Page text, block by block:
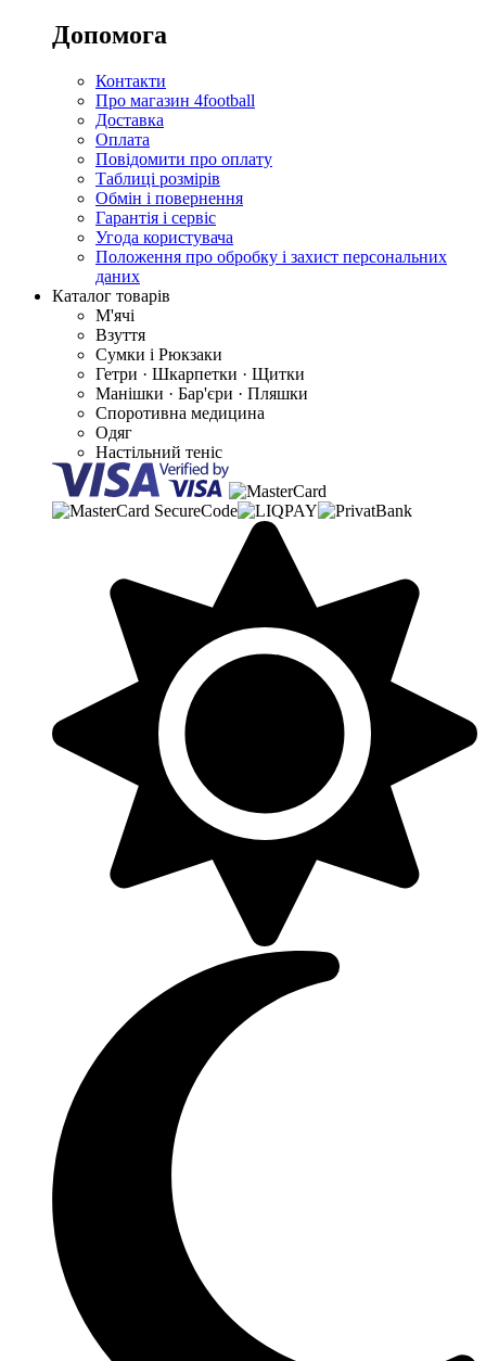
Допомога
Контакти
Про магазин 4football
Доставка
Оплата
Повідомити про оплату
Таблиці розмірів
Обмін і повернення
Гарантія і сервіс
Угода користувача
Положення про обробку і захист персональних
даних
Каталог товарів
М'ячі
Взуття
Сумки і Рюкзаки
Гетри · Шкарпетки · Щитки
Манішки · Бар'єри · Пляшки
Споротивна медицина
Одяг
Настільний теніс